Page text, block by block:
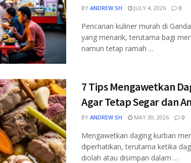
BY ANDREW SH JULY 4, 2026 0
Pencarian kuliner murah di
yang menarik, terutama bagi
namun tetap ramah ...
7 Tips Mengawetkan
Agar Tetap Segar dan
BY ANDREW SH MAY 30, 2026 0
Mengawetkan daging kurban
diperhatikan, terutama ketika
diolah atau disimpan dalam ...